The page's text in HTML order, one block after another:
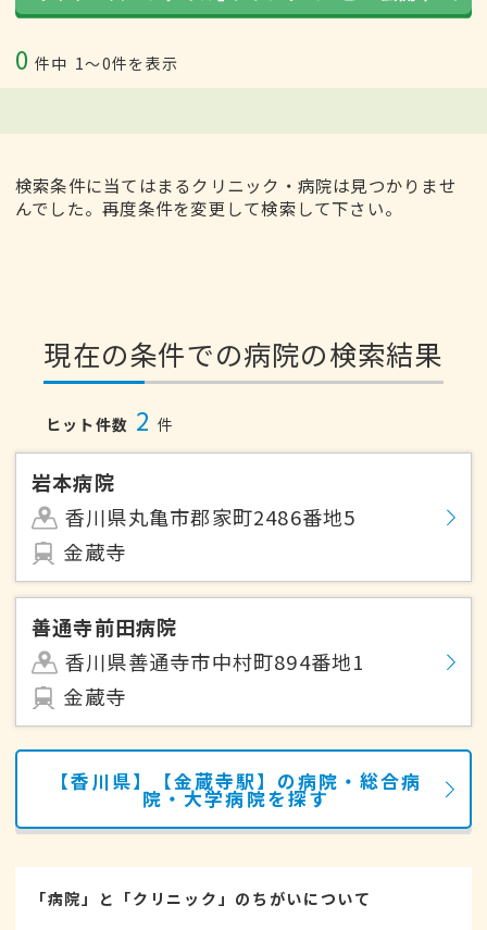
0 件中 1〜0件を表示
検索条件に当てはまるクリニック・病院は見つかりませ
んでした。再度条件を変更して検索して下さい。
現在の条件での病院の検索結果
ヒット件数 2 件
岩本病院
香川県丸亀市郡家町2486番地5
金蔵寺
善通寺前田病院
香川県善通寺市中村町894番地1
金蔵寺
【香川県】【金蔵寺駅】の病院・総合病
院・大学病院を探す
「病院」と「クリニック」のちがいについて